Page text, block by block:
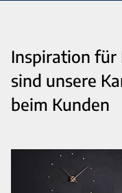
Inspiration für
sind unsere
beim Kunden